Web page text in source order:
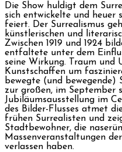
Die Show huldigt dem
sich entwickelte und heuer
feiert. Der Surrealismus
künstlerischen und
Zwischen 1919 und 1924
entfaltete unter dem
seine Wirkung. Traum und
Kunstschaffen um
bewegte (und
zur großen, im September
Jubiläumsausstellung im
des Bilder-Flusses atmet
frühen Surrealisten und
Stadtbewohner, die
Massenveranstaltungen
verlassen haben.